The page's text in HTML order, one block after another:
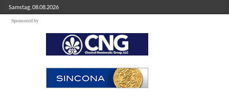
Samstag, 08.08.2026
Sponsored by